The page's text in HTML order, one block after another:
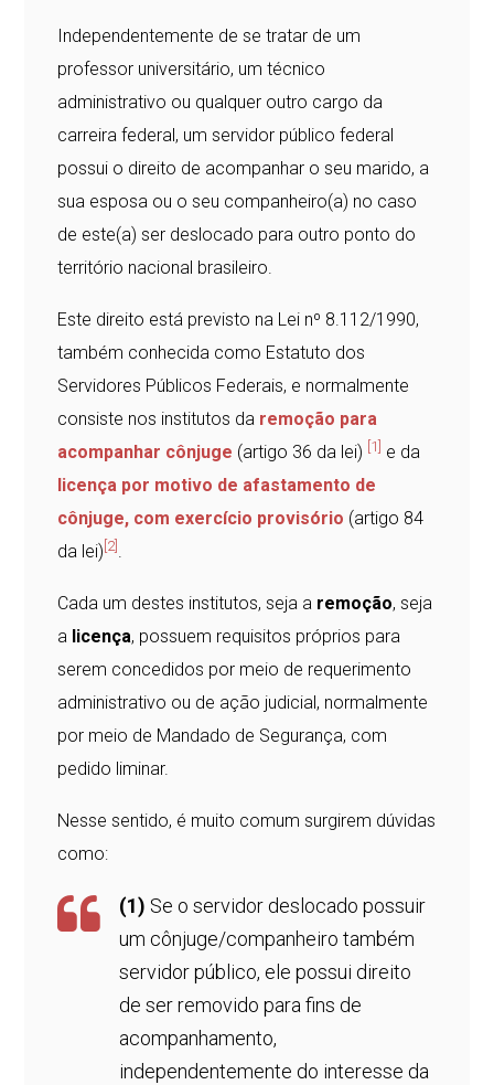
Independentemente de se tratar de um
professor universitário, um técnico
administrativo ou qualquer outro cargo da
carreira federal, um servidor público federal
possui o direito de acompanhar o seu marido, a
sua esposa ou o seu companheiro(a) no caso
de este(a) ser deslocado para outro ponto do
território nacional brasileiro.
Este direito está previsto na Lei nº 8.112/1990,
também conhecida como Estatuto dos
Servidores Públicos Federais, e normalmente
consiste nos institutos da remoção para
acompanhar cônjuge (artigo 36 da lei) [1]
e da
licença por motivo de afastamento de
cônjuge, com exercício provisório (artigo 84
da lei) [2] .
Cada um destes institutos, seja a remoção, seja
a licença, possuem requisitos próprios para
serem concedidos por meio de requerimento
administrativo ou de ação judicial, normalmente
por meio de Mandado de Segurança, com
pedido liminar.
Nesse sentido, é muito comum surgirem dúvidas
como:
(1) Se o servidor deslocado possuir
um cônjuge/companheiro também
servidor público, ele possui direito
de ser removido para fins de
acompanhamento,
independentemente do interesse da